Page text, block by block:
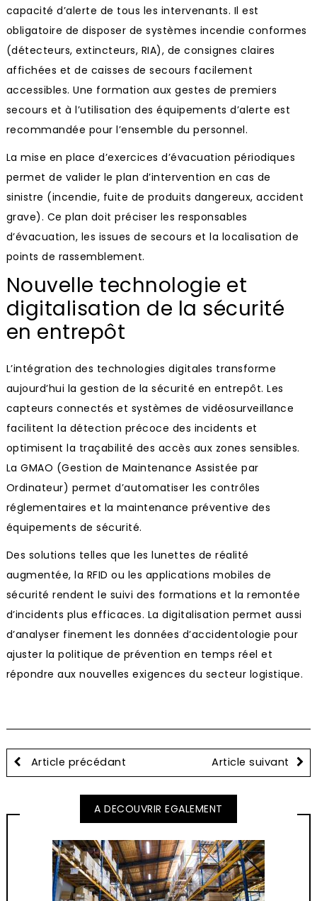
capacité d’alerte de tous les intervenants. Il est
obligatoire de disposer de systèmes incendie conformes
(détecteurs, extincteurs, RIA), de consignes claires
affichées et de caisses de secours facilement
accessibles. Une formation aux gestes de premiers
secours et à l’utilisation des équipements d’alerte est
recommandée pour l’ensemble du personnel.
La mise en place d’exercices d’évacuation périodiques
permet de valider le plan d’intervention en cas de
sinistre (incendie, fuite de produits dangereux, accident
grave). Ce plan doit préciser les responsables
d’évacuation, les issues de secours et la localisation de
points de rassemblement.
Nouvelle technologie et
digitalisation de la sécurité
en entrepôt
L’intégration des technologies digitales transforme
aujourd’hui la gestion de la sécurité en entrepôt. Les
capteurs connectés et systèmes de vidéosurveillance
facilitent la détection précoce des incidents et
optimisent la traçabilité des accès aux zones sensibles.
La GMAO (Gestion de Maintenance Assistée par
Ordinateur) permet d’automatiser les contrôles
réglementaires et la maintenance préventive des
équipements de sécurité.
Des solutions telles que les lunettes de réalité
augmentée, la RFID ou les applications mobiles de
sécurité rendent le suivi des formations et la remontée
d’incidents plus efficaces. La digitalisation permet aussi
d’analyser finement les données d’accidentologie pour
ajuster la politique de prévention en temps réel et
répondre aux nouvelles exigences du secteur logistique.
Article précédant Article suivant
A DECOUVRIR EGALEMENT